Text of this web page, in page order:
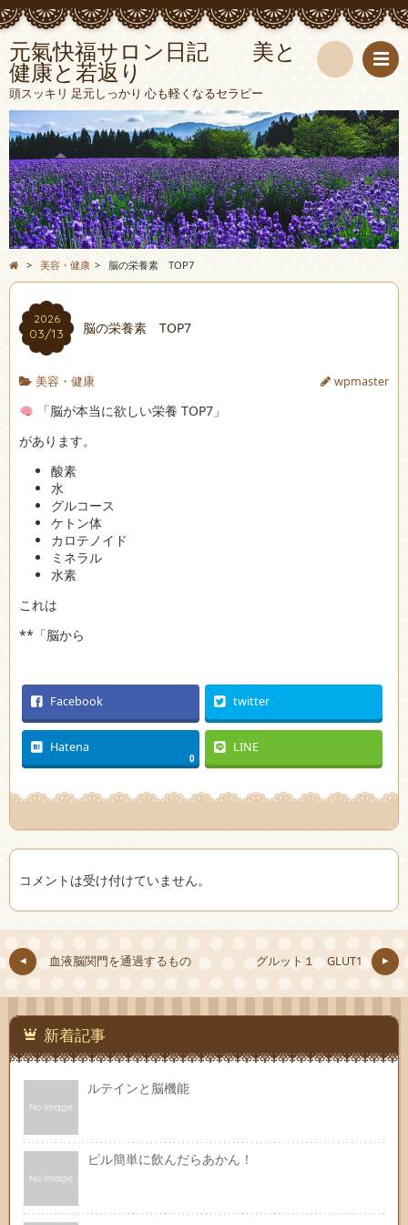
元氣快福サロン日記 美と
健康と若返り
頭スッキリ 足元しっかり 心も軽くなるセラピー
索
> 美容・健康 > 脳の栄養素 TOP7
2026
03/13 脳の栄養素 TOP7
美容・健康 wpmaster
「脳が本当に欲しい栄養 TOP7」
があります。
酸素
水
グルコース
ケトン体
カロテノイド
ミネラル
水素
これは
**「脳から
Facebook twitter
Hatena
0
LINE
コメントは受け付けていません。
血液脳関門を通過するもの グルット１ GLUT1
新着記事
ルテインと脳機能
ピル簡単に飲んだらあかん！